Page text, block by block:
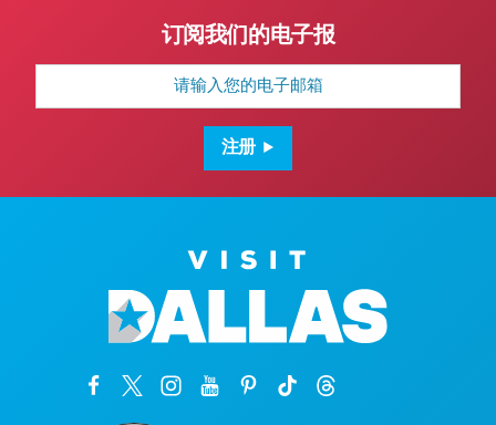
订阅我们的电子报
电
邮
注册